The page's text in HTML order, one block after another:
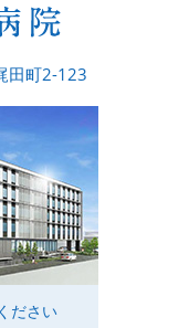
田町2-123
ださい